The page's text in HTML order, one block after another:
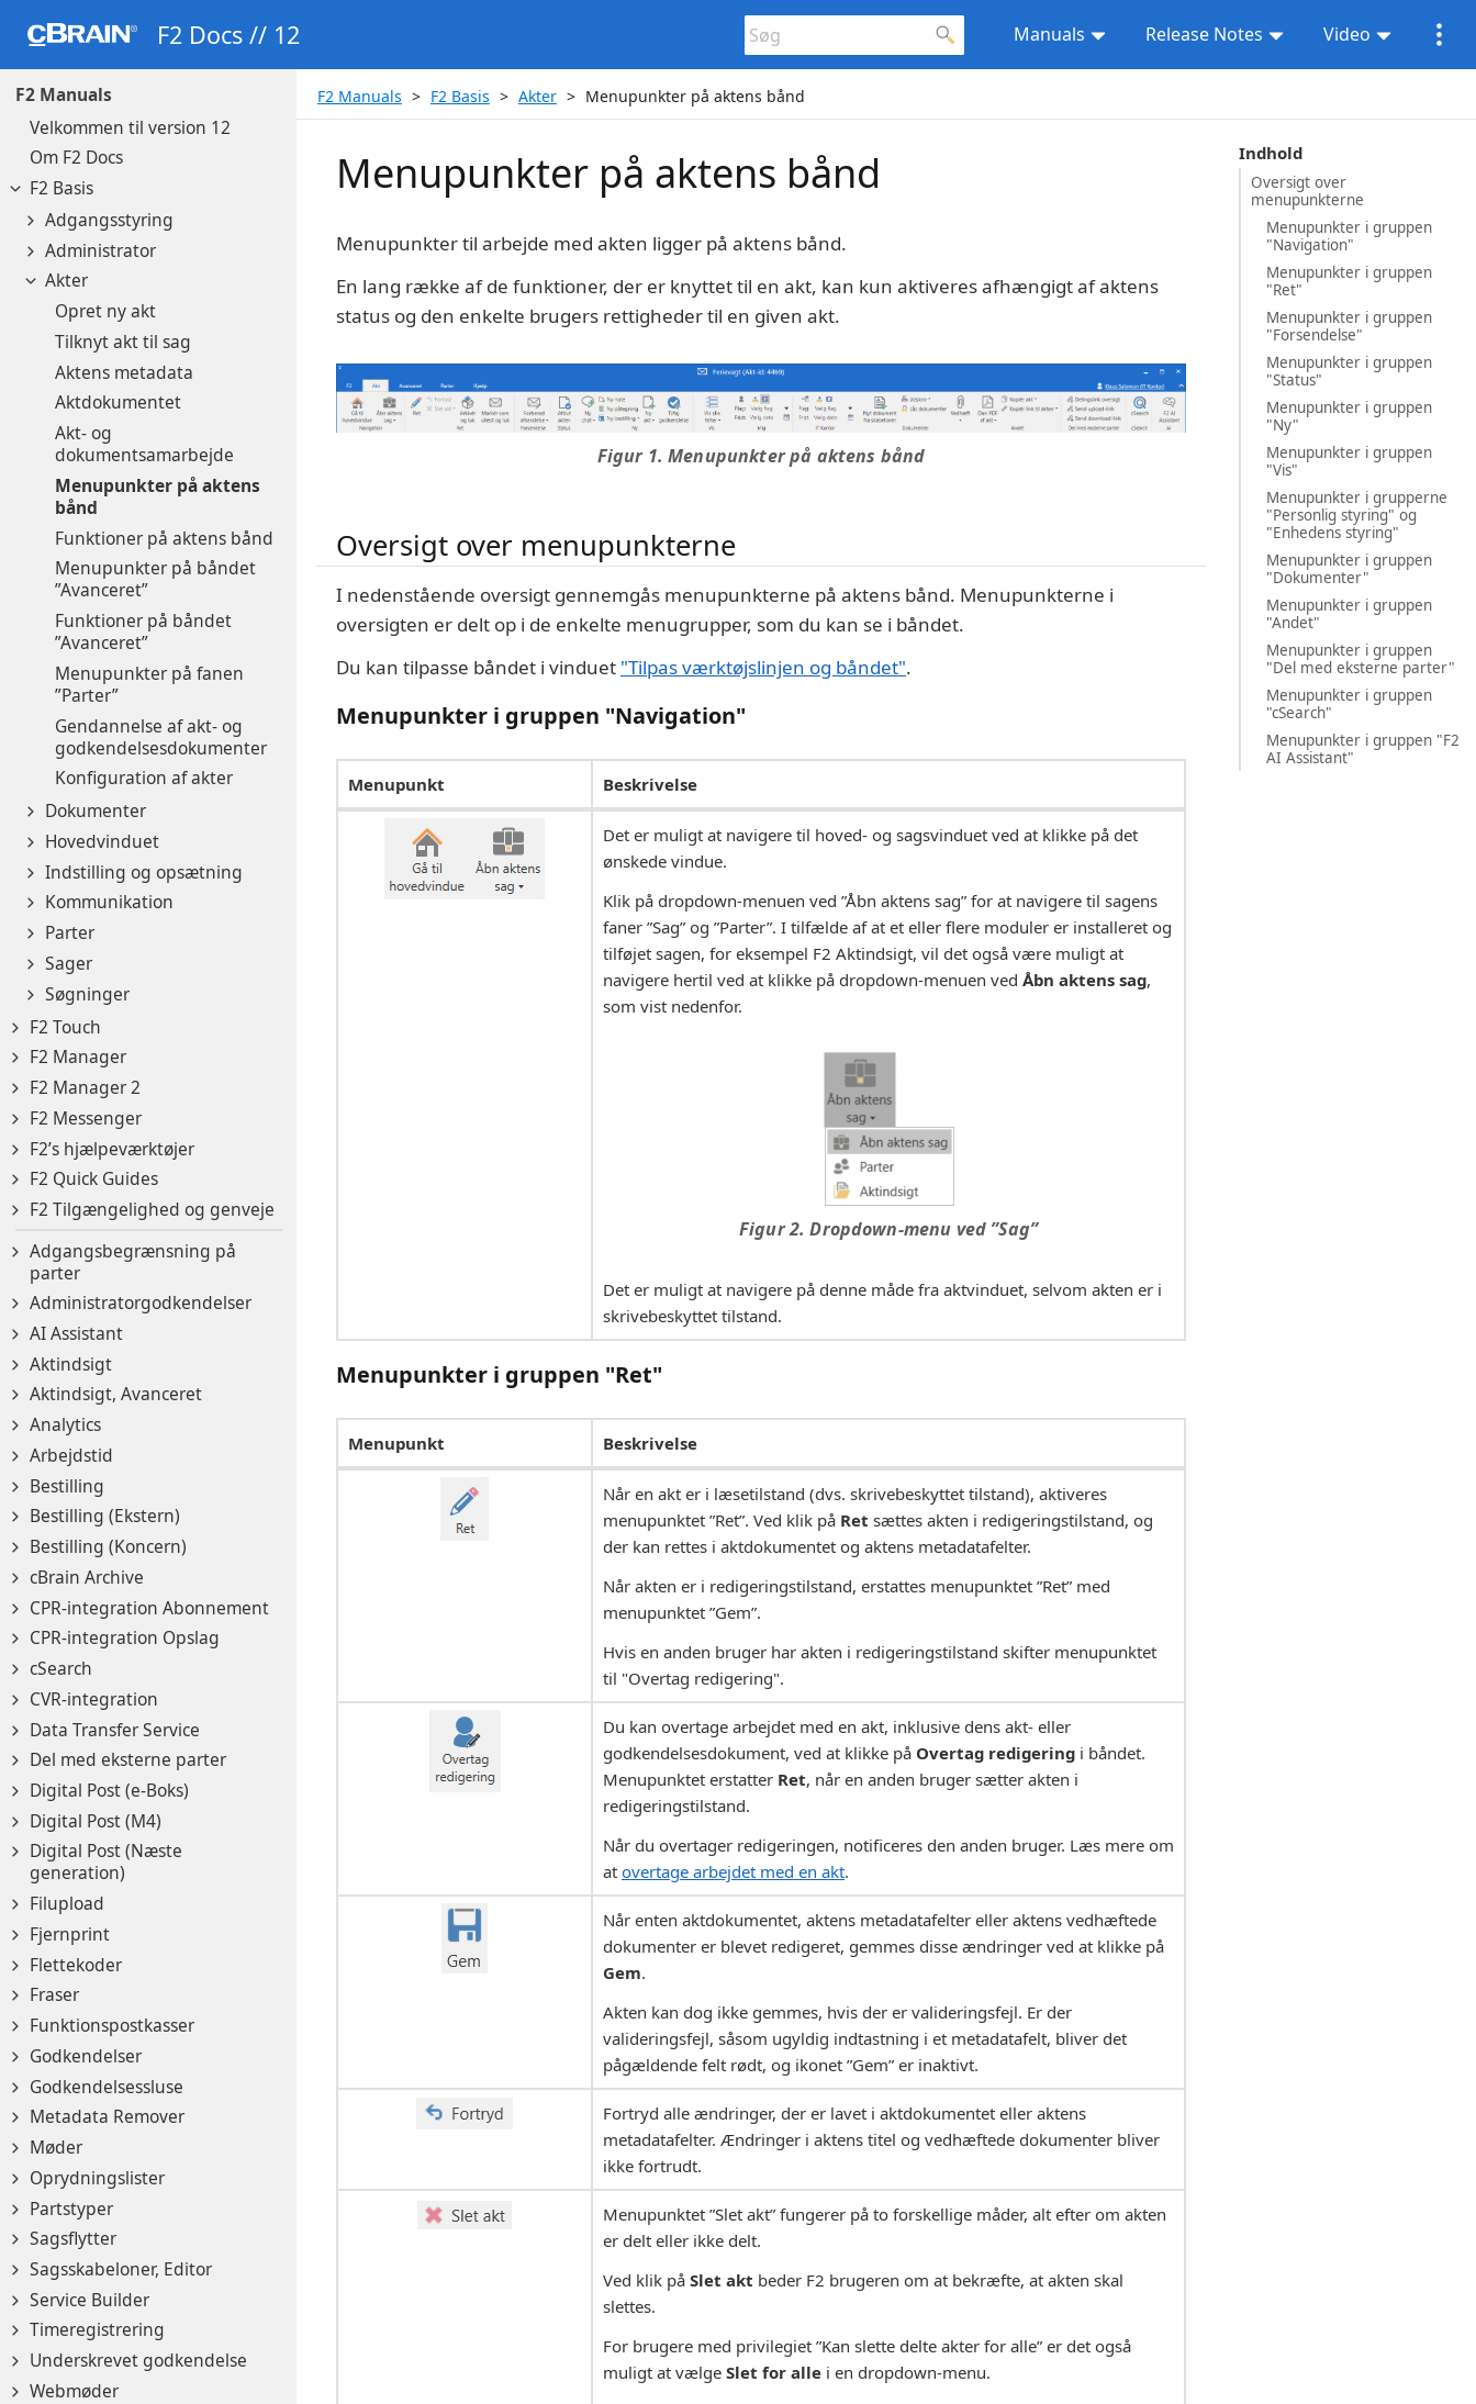
F2 Docs // 12 Manuals Release Notes Video
F2 Manuals
Velkommen til version 12
Om F2 Docs
F2 Basis
Adgangsstyring
Administrator
Akter
Opret ny akt
Tilknyt akt til sag
Aktens metadata
Aktdokumentet
Akt- og
dokumentsamarbejde
Menupunkter på aktens
bånd
Funktioner på aktens bånd
Menupunkter på båndet
”Avanceret”
Funktioner på båndet
”Avanceret”
Menupunkter på fanen
”Parter”
Gendannelse af akt- og
godkendelsesdokumenter
Konfiguration af akter
Dokumenter
Hovedvinduet
Indstilling og opsætning
Kommunikation
Parter
Sager
Søgninger
F2 Touch
F2 Manager
F2 Manager 2
F2 Messenger
F2’s hjælpeværktøjer
F2 Quick Guides
F2 Tilgængelighed og genveje
Adgangsbegrænsning på
parter
Administratorgodkendelser
AI Assistant
Aktindsigt
Aktindsigt, Avanceret
Analytics
Arbejdstid
Bestilling
Bestilling (Ekstern)
Bestilling (Koncern)
cBrain Archive
CPR-integration Abonnement
CPR-integration Opslag
cSearch
CVR-integration
Data Transfer Service
Del med eksterne parter
Digital Post (e-Boks)
Digital Post (M4)
Digital Post (Næste
generation)
Filupload
Fjernprint
Flettekoder
Fraser
Funktionspostkasser
Godkendelser
Godkendelsessluse
Metadata Remover
Møder
Oprydningslister
Partstyper
Sagsflytter
Sagsskabeloner, Editor
Service Builder
Timeregistrering
Underskrevet godkendelse
Webmøder
F2 Manuals F2 Basis Akter Menupunkter på aktens bånd
Indhold
Oversigt over
menupunkterne
Menupunkter i gruppen
"Navigation"
Menupunkter i gruppen
"Ret"
Menupunkter i gruppen
"Forsendelse"
Menupunkter i gruppen
"Status"
Menupunkter i gruppen
"Ny"
Menupunkter i gruppen
"Vis"
Menupunkter i grupperne
"Personlig styring" og
"Enhedens styring"
Menupunkter i gruppen
"Dokumenter"
Menupunkter i gruppen
"Andet"
Menupunkter i gruppen
"Del med eksterne parter"
Menupunkter i gruppen
"cSearch"
Menupunkter i gruppen "F2
AI Assistant"
Menupunkter på aktens bånd
Menupunkter til arbejde med akten ligger på aktens bånd.
En lang række af de funktioner, der er knyttet til en akt, kan kun aktiveres afhængigt af aktens
status og den enkelte brugers rettigheder til en given akt.
Figur 1. Menupunkter på aktens bånd
Oversigt over menupunkterne
I nedenstående oversigt gennemgås menupunkterne på aktens bånd. Menupunkterne i
oversigten er delt op i de enkelte menugrupper, som du kan se i båndet.
Du kan tilpasse båndet i vinduet "Tilpas værktøjslinjen og båndet".
Menupunkter i gruppen "Navigation"
Menupunkt Beskrivelse
Det er muligt at navigere til hoved- og sagsvinduet ved at klikke på det
ønskede vindue.
Klik på dropdown-menuen ved ”Åbn aktens sag” for at navigere til sagens
faner ”Sag” og ”Parter”. I tilfælde af at et eller flere moduler er installeret og
tilføjet sagen, for eksempel F2 Aktindsigt, vil det også være muligt at
navigere hertil ved at klikke på dropdown-menuen ved Åbn aktens sag,
som vist nedenfor.
Figur 2. Dropdown-menu ved ”Sag”
Det er muligt at navigere på denne måde fra aktvinduet, selvom akten er i
skrivebeskyttet tilstand.
Menupunkter i gruppen "Ret"
Menupunkt Beskrivelse
Når en akt er i læsetilstand (dvs. skrivebeskyttet tilstand), aktiveres
menupunktet ”Ret”. Ved klik på Ret sættes akten i redigeringstilstand, og
der kan rettes i aktdokumentet og aktens metadatafelter.
Når akten er i redigeringstilstand, erstattes menupunktet ”Ret” med
menupunktet ”Gem”.
Hvis en anden bruger har akten i redigeringstilstand skifter menupunktet
til "Overtag redigering".
Du kan overtage arbejdet med en akt, inklusive dens akt- eller
godkendelsesdokument, ved at klikke på Overtag redigering i båndet.
Menupunktet erstatter Ret, når en anden bruger sætter akten i
redigeringstilstand.
Når du overtager redigeringen, notificeres den anden bruger. Læs mere om
at overtage arbejdet med en akt.
Når enten aktdokumentet, aktens metadatafelter eller aktens vedhæftede
dokumenter er blevet redigeret, gemmes disse ændringer ved at klikke på
Gem.
Akten kan dog ikke gemmes, hvis der er valideringsfejl. Er der
valideringsfejl, såsom ugyldig indtastning i et metadatafelt, bliver det
pågældende felt rødt, og ikonet ”Gem” er inaktivt.
Fortryd alle ændringer, der er lavet i aktdokumentet eller aktens
metadatafelter. Ændringer i aktens titel og vedhæftede dokumenter bliver
ikke fortrudt.
Menupunktet ”Slet akt” fungerer på to forskellige måder, alt efter om akten
er delt eller ikke delt.
Ved klik på Slet akt beder F2 brugeren om at bekræfte, at akten skal
slettes.
For brugere med privilegiet ”Kan slette delte akter for alle” er det også
muligt at vælge Slet for alle i en dropdown-menu.